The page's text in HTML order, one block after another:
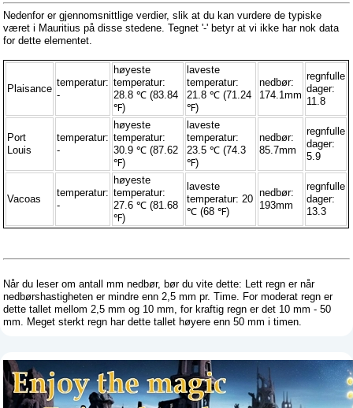
Nedenfor er gjennomsnittlige verdier, slik at du kan vurdere de typiske
været i Mauritius på disse stedene. Tegnet '-' betyr at vi ikke har nok data
for dette elementet.
Plaisance
temperatur:
-
høyeste
temperatur:
28.8 ℃ (83.84
℉)
laveste
temperatur:
21.8 ℃ (71.24
℉)
nedbør:
174.1mm
regnfulle
dager:
11.8
Port
Louis
temperatur:
-
høyeste
temperatur:
30.9 ℃ (87.62
℉)
laveste
temperatur:
23.5 ℃ (74.3
℉)
nedbør:
85.7mm
regnfulle
dager:
5.9
Vacoas
temperatur:
-
høyeste
temperatur:
27.6 ℃ (81.68
℉)
laveste
temperatur: 20
℃ (68 ℉)
nedbør:
193mm
regnfulle
dager:
13.3
Når du leser om antall mm nedbør, bør du vite dette: Lett regn er når
nedbørshastigheten er mindre enn 2,5 mm pr. Time. For moderat regn er
dette tallet mellom 2,5 mm og 10 mm, for kraftig regn er det 10 mm - 50
mm. Meget sterkt regn har dette tallet høyere enn 50 mm i timen.